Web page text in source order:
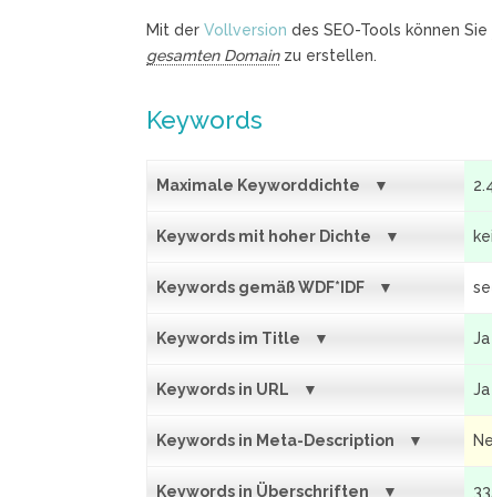
Mit der Vollversion des SEO-Tools können Sie
gesamten Domainzu erstellen.
Keywords
Maximale Keyworddichte
Keywords mit hoher Dichte
Keywords gemäß WDF*IDF
Keywords im Title Ja
Keywords in URL Ja
Keywords in Meta-Description
Keywords in Überschriften